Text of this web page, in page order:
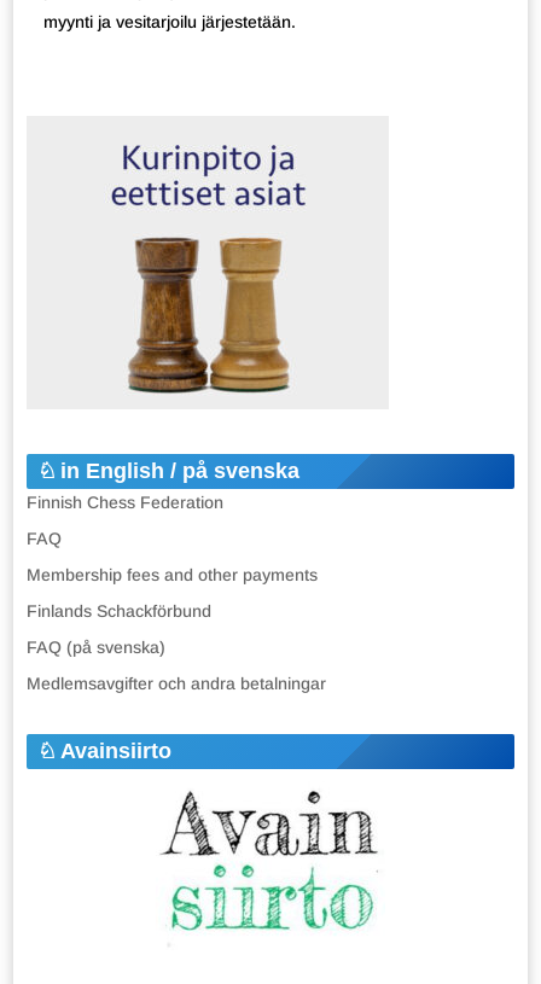
myynti ja vesitarjoilu järjestetään.
in English / på svenska
Finnish Chess Federation
FAQ
Membership fees and other payments
Finlands Schackförbund
FAQ (på svenska)
Medlemsavgifter och andra betalningar
Avainsiirto